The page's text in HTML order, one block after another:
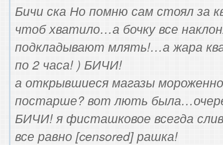
Бичи ска Но помню сам стоял за
чтоб хватило…а бочку все
подкладывают млять!…а жара
по 2 часа! ) БИЧИ!
а открывшиеся магазы
постарше? вот лють
БИЧИ! я фисташковое всегда
все равно [censored] рашка!